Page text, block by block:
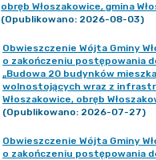
obręb Włoszakowice, gmina
(Opublikowano: 2026-08-03)
Obwieszczenie Wójta Gminy
o zakończeniu postępowania
„Budowa 20 budynków
wolnostojących wraz z
Włoszakowice, obręb
(Opublikowano: 2026-07-27)
Obwieszczenie Wójta Gminy
o zakończeniu postępowania